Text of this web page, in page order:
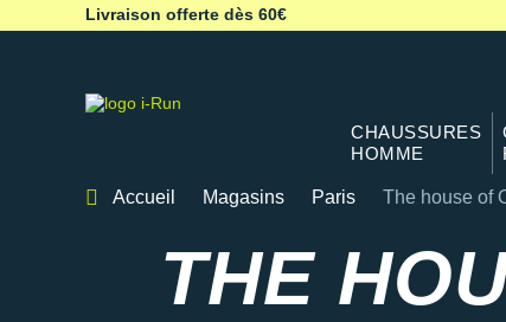
Livraison offerte dès 60€
CHAUSSURES
HOMME
Accueil Magasins Paris The house of
Magasin
THE